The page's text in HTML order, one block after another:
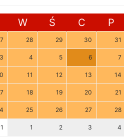
W Ś C P
28 29 30 31
3 4 5 6 7
11 12 13 14
18 19 20 21
25 26 27 28
1 2 3 4